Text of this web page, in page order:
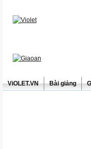
ViOLET.VN Bài giảng